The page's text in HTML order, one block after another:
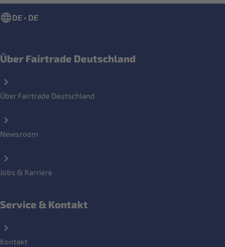
DE • DE
Über Fairtrade Deutschland
Über Fairtrade Deutschland
Newsroom
Jobs & Karriere
Service & Kontakt
Kontakt